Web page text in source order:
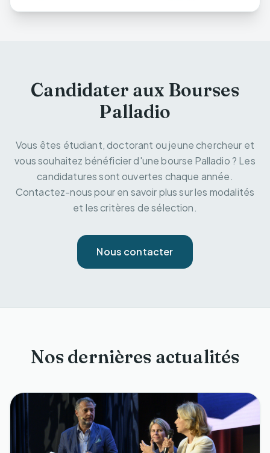
Candidater aux Bourses
Palladio
Vous êtes étudiant, doctorant ou jeune chercheur et
vous souhaitez bénéficier d'une bourse Palladio ? Les
candidatures sont ouvertes chaque année.
Contactez-nous pour en savoir plus sur les modalités
et les critères de sélection.
Nous contacter
Nos dernières actualités